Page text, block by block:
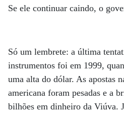
Se ele continuar caindo, o
Só um lembrete: a última
instrumentos foi em 1999,
uma alta do dólar. As apostas
americana foram pesadas e a
bilhões em dinheiro da Viúva.